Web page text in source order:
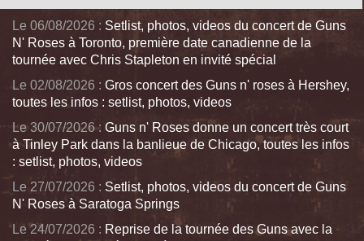
Le 06/08/2026 : Setlist, photos, videos du concert de Guns
N' Roses à Toronto, première date canadienne de la
tournée avec Chris Stapleton en invité spécial
Le 02/08/2026 : Gros concert des Guns n' roses à Hershey,
toutes les infos : setlist, photos, videos
Le 30/07/2026 : Guns n' Roses donne un concert très court
à Tinley Park dans la banlieue de Chicago, toutes les infos
: setlist, photos, videos
Le 27/07/2026 : Setlist, photos, videos du concert de Guns
N' Roses à Saratoga Springs
Le 24/07/2026 : Reprise de la tournée des Guns avec la